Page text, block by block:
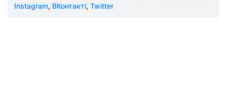
Instagram, ВКонтакті, Twitter